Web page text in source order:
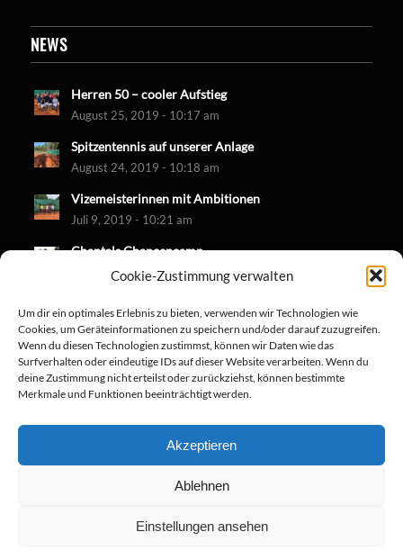
Cookie-Zustimmung verwalten
Um dir ein optimales Erlebnis zu bieten, verwenden wir Technologien wie
Cookies, um Geräteinformationen zu speichern und/oder darauf zuzugreifen.
Wenn du diesen Technologien zustimmst, können wir Daten wie das
Surfverhalten oder eindeutige IDs auf dieser Website verarbeiten. Wenn du
deine Zustimmung nicht erteilst oder zurückziehst, können bestimmte
Merkmale und Funktionen beeinträchtigt werden.
Akzeptieren
Ablehnen
Einstellungen ansehen
NEWS
Herren 50 – cooler Aufstieg
August 25, 2019 - 10:17 am
Spitzentennis auf unserer Anlage
August 24, 2019 - 10:18 am
Vizemeisterinnen mit Ambitionen
Juli 9, 2019 - 10:21 am
Chantals Chancencamp
Juni 30, 2019 - 10:18 am